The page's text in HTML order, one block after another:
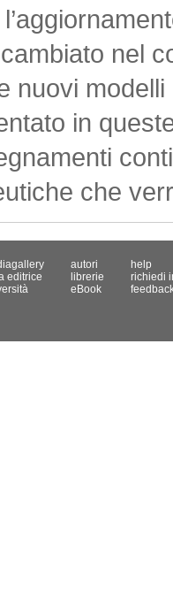
nel
nuovi
in
che
editrice
autori
librerie
eBook
help
richiedi